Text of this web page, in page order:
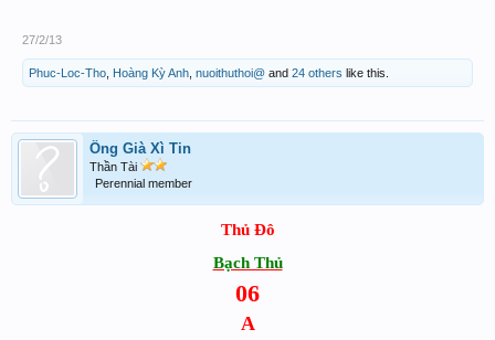
27/2/13
Phuc-Loc-Tho Hoàng Kỳ Anh nuoithuthoi@ and 24 others like this.
Ông Già Xì Tin
Thần Tài
Perennial member
Thủ Đô
Bạch Thủ
06
A